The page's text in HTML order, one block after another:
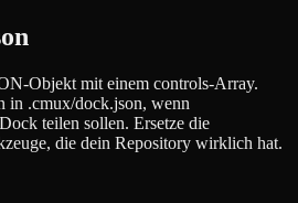
Objekt mit einem controls-Array.
in .cmux/dock.json, wenn
teilen sollen. Ersetze die
die dein Repository wirklich hat.